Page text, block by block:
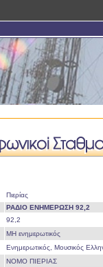
Πιερίας
ΡΑΔΙΟ ΕΝΗΜΕΡΩΣΗ 92,2
92,2
ΜΗ ενημερωτικός
Ενημερωτικός, Μουσικός
ΝΟΜΟ ΠΙΕΡΙΑΣ